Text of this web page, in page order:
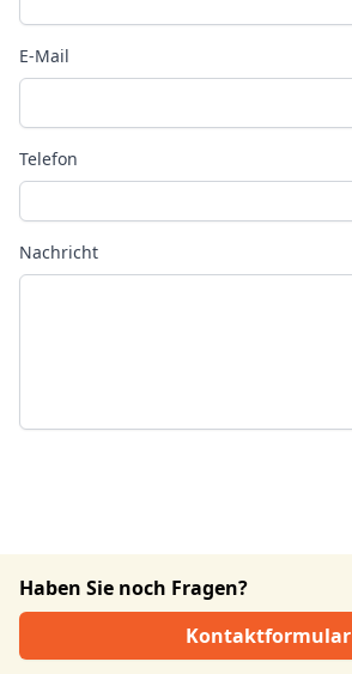
E-Mail
Telefon
Nachricht
Haben Sie noch Fragen?
Kontaktformular